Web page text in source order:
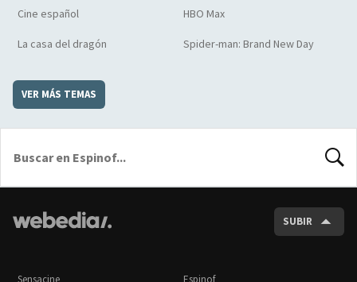
Cine español HBO Max
La casa del dragón Spider-man: Brand New Day
VER MÁS TEMAS
SUBIR